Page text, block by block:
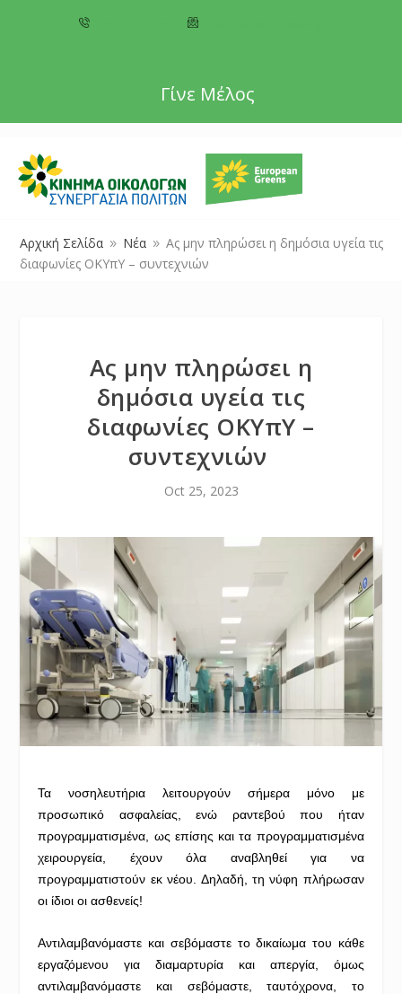
Γίνε Μέλος
Αρχική Σελίδα 9 Νέα 9 Ας μην πληρώσει η δημόσια υγεία τις
διαφωνίες ΟΚΥπΥ – συντεχνιών
Ας μην πληρώσει η
δημόσια υγεία τις
διαφωνίες ΟΚΥπΥ –
συντεχνιών
Oct 25, 2023
Τα νοσηλευτήρια λειτουργούν σήμερα μόνο με
προσωπικό ασφαλείας, ενώ ραντεβού που ήταν
προγραμματισμένα, ως επίσης και τα προγραμματισμένα
χειρουργεία, έχουν όλα αναβληθεί για να
προγραμματιστούν εκ νέου. Δηλαδή, τη νύφη πλήρωσαν
οι ίδιοι οι ασθενείς!
Αντιλαμβανόμαστε και σεβόμαστε το δικαίωμα του κάθε
εργαζόμενου για διαμαρτυρία και απεργία, όμως
αντιλαμβανόμαστε και σεβόμαστε, ταυτόχρονα, το